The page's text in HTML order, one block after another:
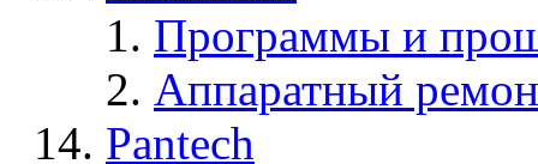
Программы и
Аппаратный
Pantech